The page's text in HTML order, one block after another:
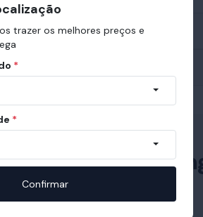
Airtech
trazer os melhores preços e
*
*
Confirmar